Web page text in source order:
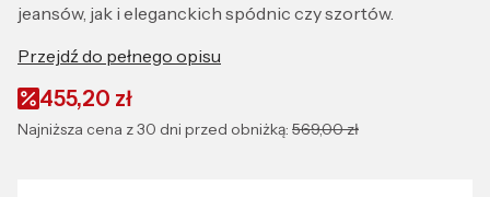
jeansów, jak i eleganckich spódnic czy szortów.
Przejdź do pełnego opisu
455,20 zł
Najniższa cena z 30 dni przed obniżką: 569,00 zł